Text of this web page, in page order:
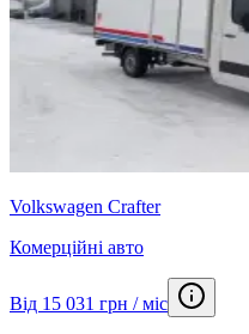
Volkswagen Crafter
Комерційні авто
Від 15 031 грн / міс